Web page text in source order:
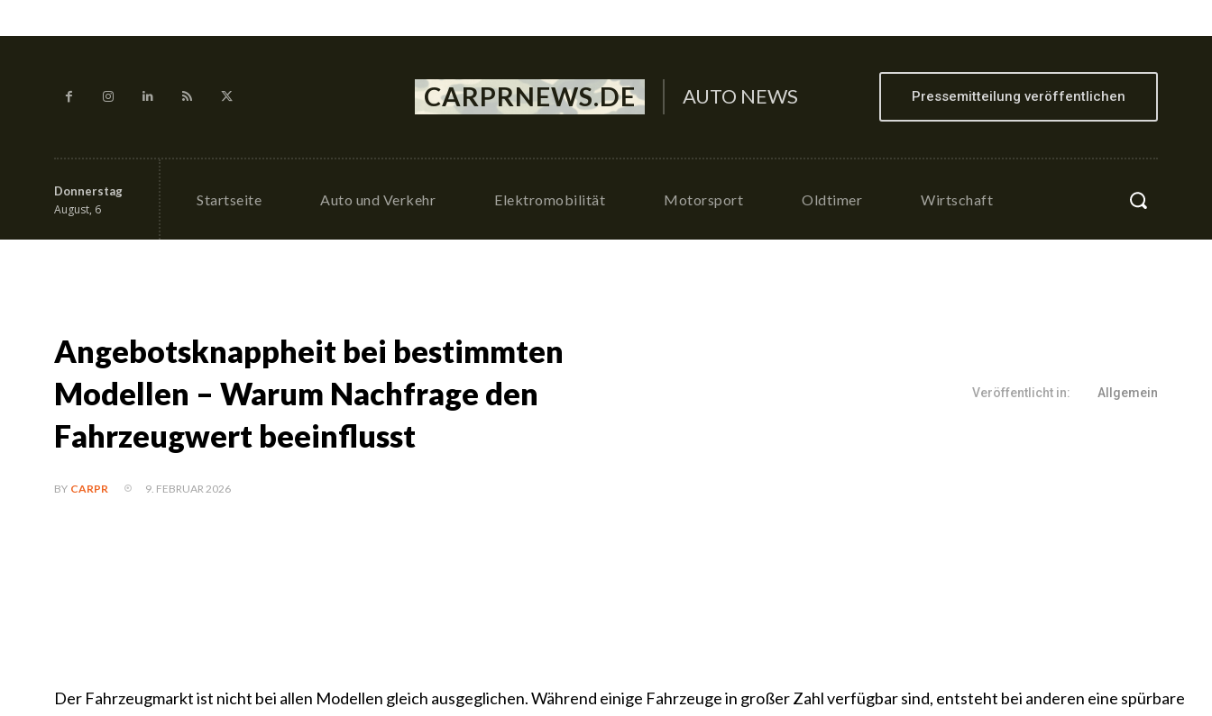
CARPRNEWS.DE AUTO NEWS Pressemitteilung veröffentlichen
Donnerstag
August, 6
Startseite Auto und Verkehr Elektromobilität Motorsport Oldtimer Wirtschaft
Angebotsknappheit bei bestimmten
Modellen – Warum Nachfrage den
Fahrzeugwert beeinflusst
Veröffentlicht in: Allgemein
BY CARPR 9. FEBRUAR 2026
Der Fahrzeugmarkt ist nicht bei allen Modellen gleich ausgeglichen. Während einige Fahrzeuge in großer Zahl verfügbar sind, entsteht bei anderen eine spürbare